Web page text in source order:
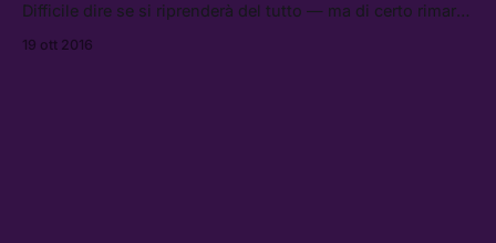
Difficile dire se si riprenderà del tutto — ma di certo rimarrà
19 ott 2016